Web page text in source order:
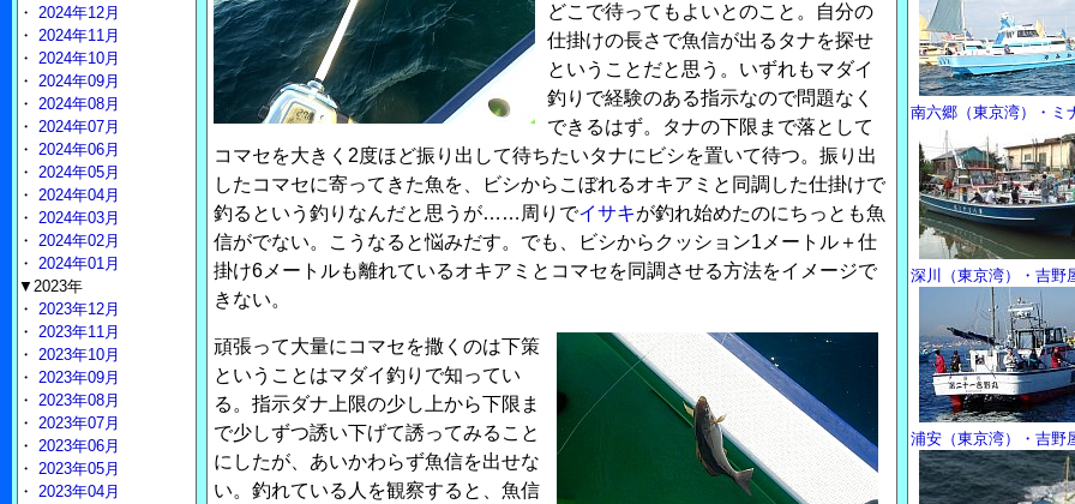
どこで待ってもよいとのこと。自分の
仕掛けの長さで魚信が出るタナを探せ
ということだと思う。いずれもマダイ
釣りで経験のある指示なので問題なく
できるはず。タナの下限まで落として
コマセを大きく2度ほど振り出して待ちたいタナにビシを置いて待つ。振り出
したコマセに寄ってきた魚を、ビシからこぼれるオキアミと同調した仕掛けで
釣るという釣りなんだと思うが……周りでイサキが釣れ始めたのにちっとも魚
信がでない。こうなると悩みだす。でも、ビシからクッション1メートル＋仕
掛け6メートルも離れているオキアミとコマセを同調させる方法をイメージで
きない。
頑張って大量にコマセを撒くのは下策
ということはマダイ釣りで知ってい
る。指示ダナ上限の少し上から下限ま
で少しずつ誘い下げて誘ってみること
にしたが、あいかわらず魚信を出せな
い。釣れている人を観察すると、魚信
・ 2024年12月
・ 2024年11月
・ 2024年10月
・ 2024年09月
・ 2024年08月
・ 2024年07月
・ 2024年06月
・ 2024年05月
・ 2024年04月
・ 2024年03月
・ 2024年02月
・ 2024年01月
▼2023年
・ 2023年12月
・ 2023年11月
・ 2023年10月
・ 2023年09月
・ 2023年08月
・ 2023年07月
・ 2023年06月
・ 2023年05月
・ 2023年04月
南六郷（東京湾）・ミ
深川（東京湾）・吉野
浦安（東京湾）・吉野